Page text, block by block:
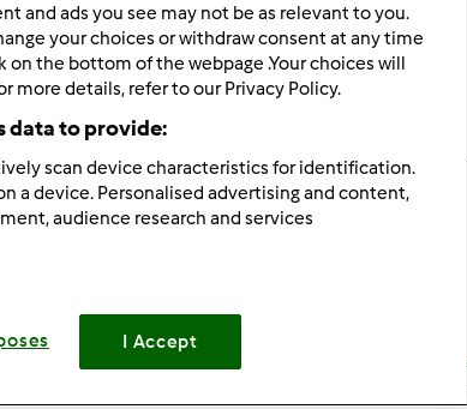
di pubblicare una ricetta se c'è qualcosa di
and ads you see may not be as relevant to you.
your choices or withdraw consent at any time
on the bottom of the webpage .Your choices will
more details, refer to our Privacy Policy.
data to provide:
scan device characteristics for identification.
a device. Personalised advertising and content,
audience research and services
I Accept